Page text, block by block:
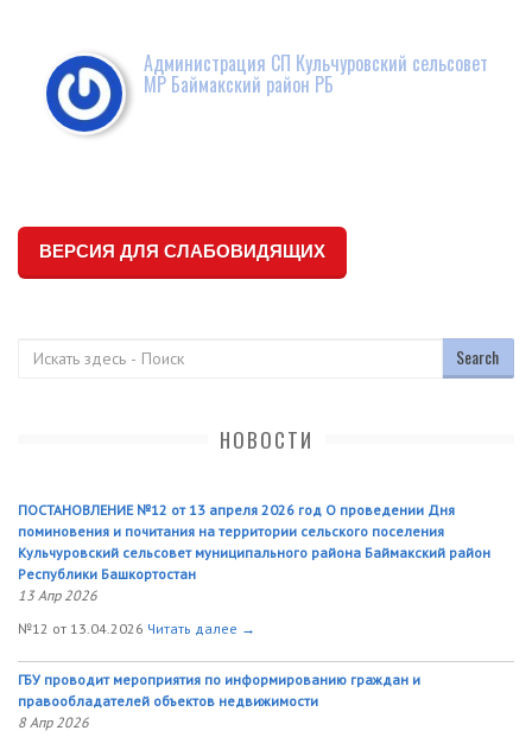
Администрация СП Кульчуровский сельсовет
МР Баймакский район РБ
ВЕРСИЯ ДЛЯ СЛАБОВИДЯЩИХ
НОВОСТИ
ПОСТАНОВЛЕНИЕ №12 от 13 апреля 2026 год О проведении Дня
поминовения и почитания на территории сельского поселения
Кульчуровский сельсовет муниципального района Баймакский район
Республики Башкортостан
13 Апр 2026
№12 от 13.04.2026 Читать далее →
ГБУ проводит мероприятия по информированию граждан и
правообладателей объектов недвижимости
8 Апр 2026